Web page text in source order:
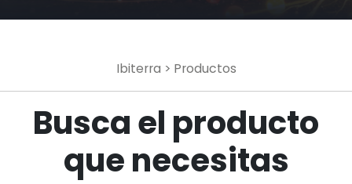
Ibiterra > Productos
Busca el producto
que necesitas